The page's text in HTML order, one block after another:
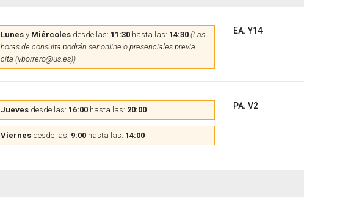
Lunesy Miércolesdesde las: 11:30hasta las: 14:30 (Las
horas de consulta podrán ser online o presenciales previa
cita (vborrero@us.es))
EA. Y14
Juevesdesde las: 16:00hasta las: 20:00
Viernesdesde las: 9:00hasta las: 14:00
PA. V2